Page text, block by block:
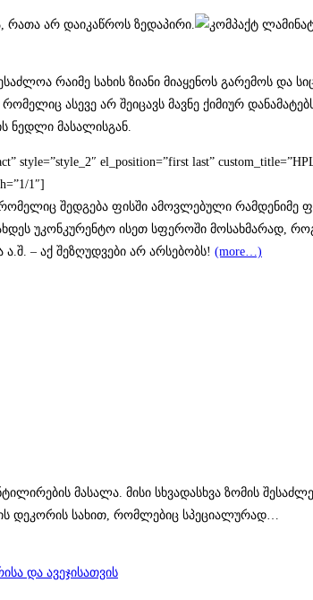
არ დაიკაწროს ზედაპირი.
რაიმე სახის ზიანი მიაყენოს გარემოს და
ასევე არ შეიცავს მავნე ქიმიურ
ნედლი მასალისგან.
style=”style_2″ el_position=”first last”
1″]
შედგება ფისში ამოვლებული რამდენიმე
უკონკურენტო ისეთ სფეროში მოსახმარად,
– აქ შეზღუდვები არ არსებობს! (more…)
მასალა. მისი სხვადასხვა ზომის
დეკორის სახით, რომლებიც სპეციალურად…